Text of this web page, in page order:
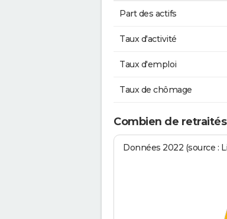
Part des actifs
Taux d'activité
Taux d'emploi
Taux de chômage
Combien de
Données 2022 (source :